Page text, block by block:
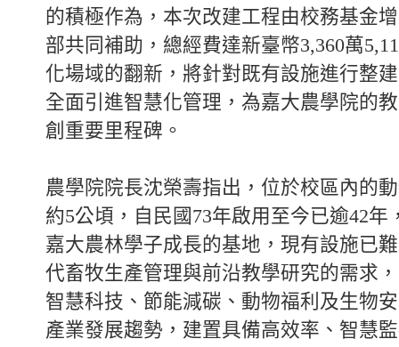
的積極作為，本次改建工程由校務基金
部共同補助，總經費達新臺幣3,360萬
化場域的翻新，將針對既有設施進行整
全面引進智慧化管理，為嘉大農學院的
創重要里程碑。
農學院院長沈榮壽指出，位於校區內的
約5公頃，自民國73年啟用至今已逾42年
嘉大農林學子成長的基地，現有設施已
代畜牧生產管理與前沿教學研究的需求
智慧科技、節能減碳、動物福利及生物
產業發展趨勢，建置具備高效率、智慧